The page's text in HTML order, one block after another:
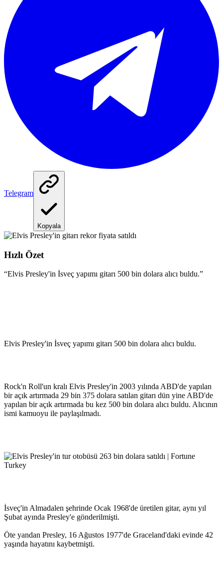
Telegram
Kopyala
Hızlı Özet
“Elvis Presley'in İsveç yapımı gitarı 500 bin dolara alıcı buldu.”
Elvis Presley'in İsveç yapımı gitarı 500 bin dolara alıcı buldu.
Rock'n Roll'un kralı Elvis Presley'in 2003 yılında ABD'de yapılan
bir açık artırmada 29 bin 375 dolara satılan gitarı dün yine ABD'de
yapılan bir açık artırmada bu kez 500 bin dolara alıcı buldu. Alıcının
ismi kamuoyu ile paylaşılmadı.
İsveç'in Almadalen şehrinde Ocak 1968'de üretilen gitar, aynı yıl
Şubat ayında Presley'e gönderilmişti.
Öte yandan Presley, 16 Ağustos 1977'de Graceland'daki evinde 42
yaşında hayatını kaybetmişti.